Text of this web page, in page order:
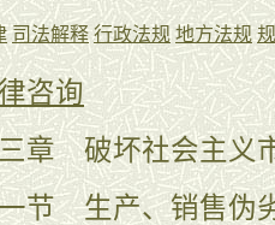
司法解释 行政法规 地方法规
咨询
章 破坏社会主义
节 生产、销售伪